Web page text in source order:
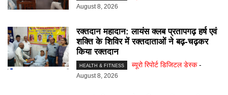
August 8, 2026
रक्तदान महादान: लायंस क्लब प्रतापगढ़ हर्ष एवं
शक्ति के शिविर में रक्तदाताओं ने बढ़-चढ़कर
किया रक्तदान
HEALTH & FITNESS ब्यूरो रिपोर्ट डिजिटल डेस्क -
August 8, 2026